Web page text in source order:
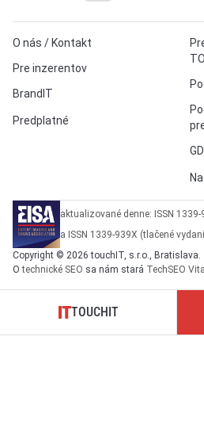
O nás / Kontakt
Pre inzerentov
BrandIT
Predplatné
aktualizované denne: ISSN
a ISSN 1339-939X (tlačené
Copyright © 2026 touchIT, s.r.o., Bratislava.
Otechnické SEO sa nám stará TechSEO
TOUCHIT